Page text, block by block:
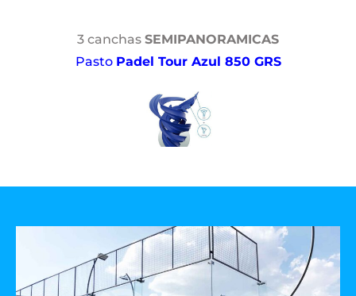
3 canchas SEMIPANORAMICAS
Pasto Padel Tour Azul 850 GRS